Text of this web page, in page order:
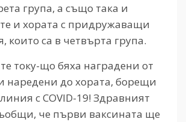
група, а също така и
и хората с придружаващи
които са в четвърта група.
току-що бяха наградени от
наредени до хората, борещи
с COVID-19! Здравният
че първи ваксината ще